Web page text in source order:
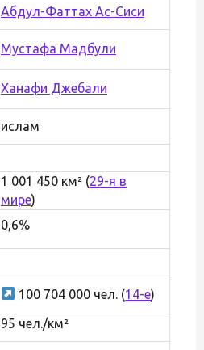
Абдул-Фаттах Ас-Сиси
Мустафа Мадбули
Ханафи Джебали
ислам
1 001 450 км² (29-я в
мире)
0,6%
100 704 000 чел. (14-е)
95 чел./км²